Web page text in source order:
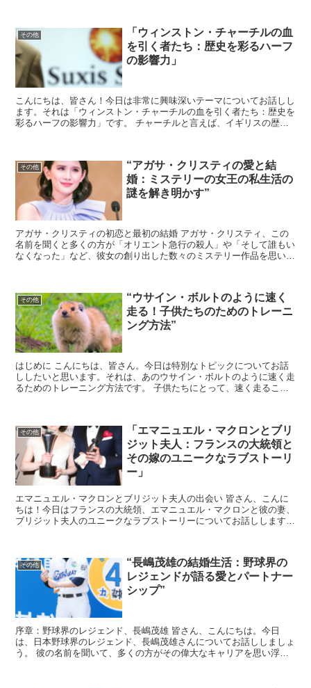
その他
「ウィンストン・チャーチルの血
を引く者たち：歴史を彩るハーフ
の影響力」
こんにちは、皆さん！今日は非常に興味深いテーマについてお話しし
ます。それは「ウィンストン・チャーチルの血を引く者たち：歴史を
彩るハーフの影響力」です。 チャーチルと言えば、イギリスの歴史
その他
“アガサ・クリスティの愛と結
婚：ミステリーの女王の私生活の
謎を解き明かす”
アガサ・クリスティの初恋と最初の結婚 アガサ・クリスティ、この
名前を聞くと多くの方が「オリエント急行の殺人」や「そして誰もい
なくなった」など、彼女の創り出した数々のミステリー作品を思い浮
その他
“ウサイン・ボルトのように速く
走る！子供たちのためのトレーニ
ング方法”
はじめに こんにちは、皆さん。今日は特別なトピックについてお話
ししたいと思います。それは、あのウサイン・ボルトのように速く走
るためのトレーニング方法です。 子供たちにとって、速く走ること
その他
「エマニュエル・マクロンとブリ
ジット夫人：フランスの大統領と
その嫁のユニークなラブストーリ
ー」
エマニュエル・マクロンとブリジット夫人の出会い 皆さん、こんに
ちは！今日はフランスの大統領、エマニュエル・マクロンと彼の妻、
ブリジット夫人のユニークなラブストーリーについてお話しします。
その他
“長嶋茂雄の結婚生活：野球界の
レジェンドが語る愛とパートナー
シップ”
序章：野球界のレジェンド、長嶋茂雄 皆さん、こんにちは。今日
は、日本野球界のレジェンド、長嶋茂雄さんについてお話ししましょ
う。 彼の名前を聞いて、多くの方がその偉大なキャリアを思い浮か